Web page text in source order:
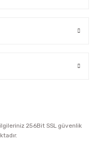
256Bit SSL güvenlik